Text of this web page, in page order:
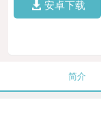
安卓下载
简介